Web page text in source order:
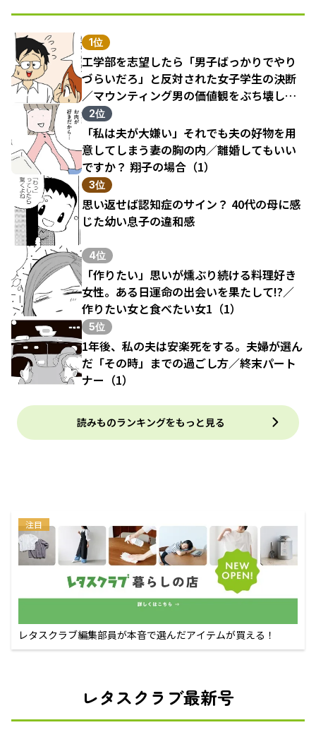
1位
工学部を志望したら「男子ばっかりでやり
づらいだろ」と反対された女子学生の決断
／マウンティング男の価値観をぶち壊した
結果（1）
2位
「私は夫が大嫌い」それでも夫の好物を用
意してしまう妻の胸の内／離婚してもいい
ですか？ 翔子の場合（1）
3位
思い返せば認知症のサイン？ 40代の母に感
じた幼い息子の違和感
4位
「作りたい」思いが燻ぶり続ける料理好き
女性。ある日運命の出会いを果たして!?／
作りたい女と食べたい女1（1）
5位
1年後、私の夫は安楽死をする。夫婦が選ん
だ「その時」までの過ごし方／終末パート
ナー（1）
読みものランキングをもっと見る
注目
レタスクラブ編集部員が本音で選んだアイテムが買える！
レタスクラブ最新号